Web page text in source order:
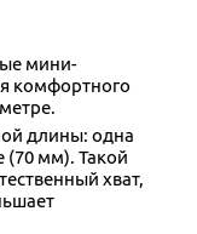
мини-
комфортного
длины: одна
(70 мм). Такой
хват,